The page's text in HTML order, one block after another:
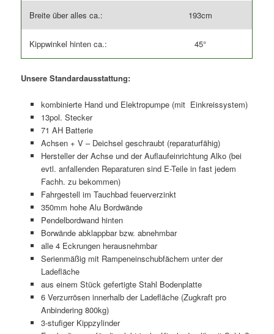
Breite über alles ca.: 193cm
Kippwinkel hinten ca.: 45°
Unsere Standardausstattung:
kombinierte Hand und Elektropumpe (mit Einkreissystem)
13pol. Stecker
71 AH Batterie
Achsen + V – Deichsel geschraubt (reparaturfähig)
Hersteller der Achse und der Auflaufeinrichtung Alko (bei
evtl. anfallenden Reparaturen sind E-Teile in fast jedem
Fachh. zu bekommen)
Fahrgestell im Tauchbad feuerverzinkt
350mm hohe Alu Bordwände
Pendelbordwand hinten
Borwände abklappbar bzw. abnehmbar
alle 4 Eckrungen herausnehmbar
Serienmäßig mit Rampeneinschubfächern unter der
Ladefläche
aus einem Stück gefertigte Stahl Bodenplatte
6 Verzurrösen innerhalb der Ladefläche (Zugkraft pro
Anbindering 800kg)
3-stufiger Kippzylinder